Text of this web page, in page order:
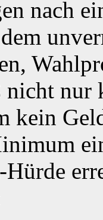
nach
nur
kein